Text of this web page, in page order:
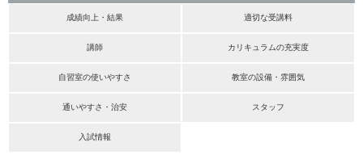
成績向上・結果 適切な受講料
講師 カリキュラムの充実度
自習室の使いやすさ 教室の設備・雰囲気
通いやすさ・治安 スタッフ
入試情報